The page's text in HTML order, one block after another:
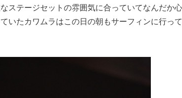
ステージセットの雰囲気に合っていてなんだか
いたカワムラはこの日の朝もサーフィンに行っ